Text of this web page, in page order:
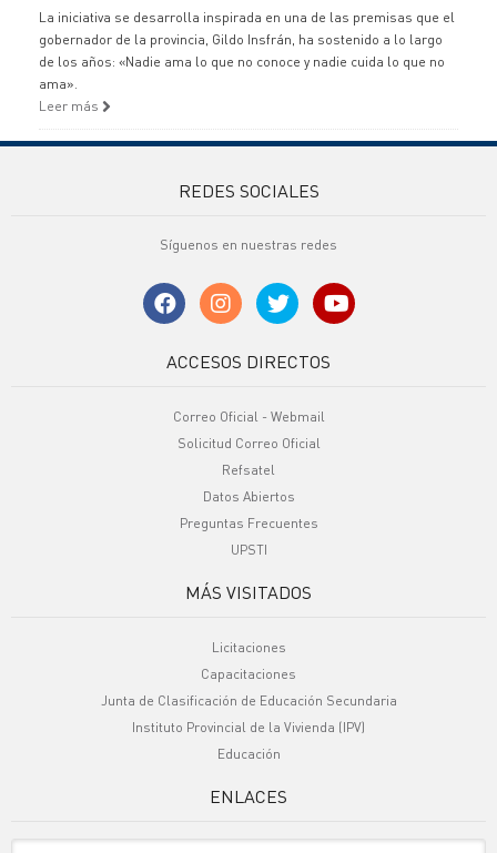
La iniciativa se desarrolla inspirada en una de las premisas que el
gobernador de la provincia, Gildo Insfrán, ha sostenido a lo largo
de los años: «Nadie ama lo que no conoce y nadie cuida lo que no
ama».
Leer más
REDES SOCIALES
Síguenos en nuestras redes
ACCESOS DIRECTOS
Correo Oficial - Webmail
Solicitud Correo Oficial
Refsatel
Datos Abiertos
Preguntas Frecuentes
UPSTI
MÁS VISITADOS
Licitaciones
Capacitaciones
Junta de Clasificación de Educación Secundaria
Instituto Provincial de la Vivienda (IPV)
Educación
ENLACES